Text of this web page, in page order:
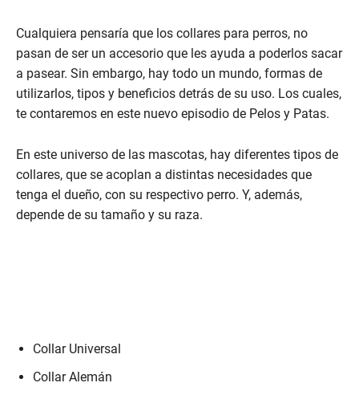
Cualquiera pensaría que los collares para perros, no
pasan de ser un accesorio que les ayuda a poderlos sacar
a pasear. Sin embargo, hay todo un mundo, formas de
utilizarlos, tipos y beneficios detrás de su uso. Los cuales,
te contaremos en este nuevo episodio de Pelos y Patas.
En este universo de las mascotas, hay diferentes tipos de
collares, que se acoplan a distintas necesidades que
tenga el dueño, con su respectivo perro. Y, además,
depende de su tamaño y su raza.
Collar Universal
Collar Alemán